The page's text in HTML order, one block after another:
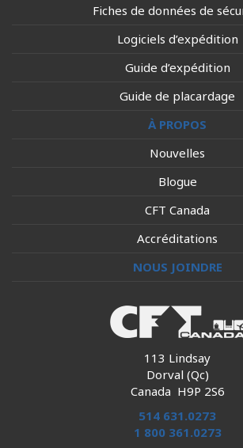
Fiches de données de
Logiciels d’expédition
Guide d’expédition
Guide de placardage
À PROPOS
Nouvelles
Blogue
CFT Canada
Accréditations
NOUS JOINDRE
113 Lindsay
Dorval (Qc)
Canada H9P 2S6
514 631.0273
1 800 361.0273